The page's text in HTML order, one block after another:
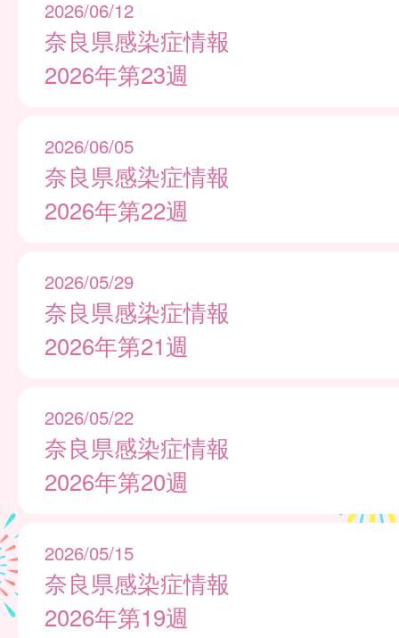
2026/06/12
奈良県感染症情報
2026年第23週
2026/06/05
奈良県感染症情報
2026年第22週
2026/05/29
奈良県感染症情報
2026年第21週
2026/05/22
奈良県感染症情報
2026年第20週
2026/05/15
奈良県感染症情報
2026年第19週